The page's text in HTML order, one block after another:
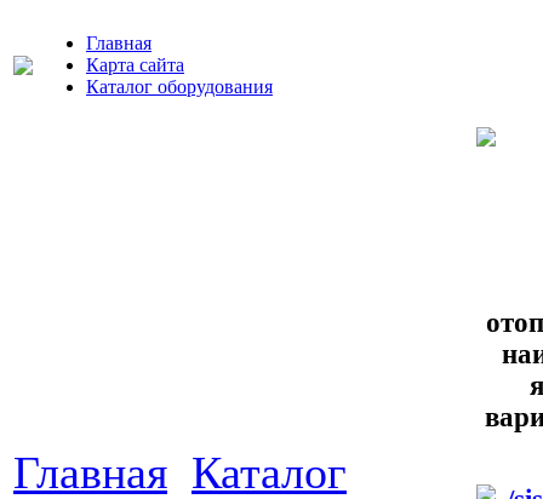
Главная
Карта сайта
Каталог оборудования
Главная Каталог